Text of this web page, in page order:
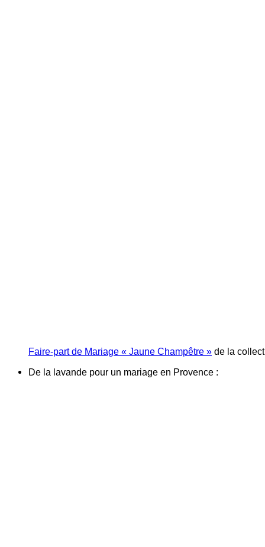
Faire-part de Mariage « Jaune Champêtre » de la
De la lavande pour un mariage en Provence :